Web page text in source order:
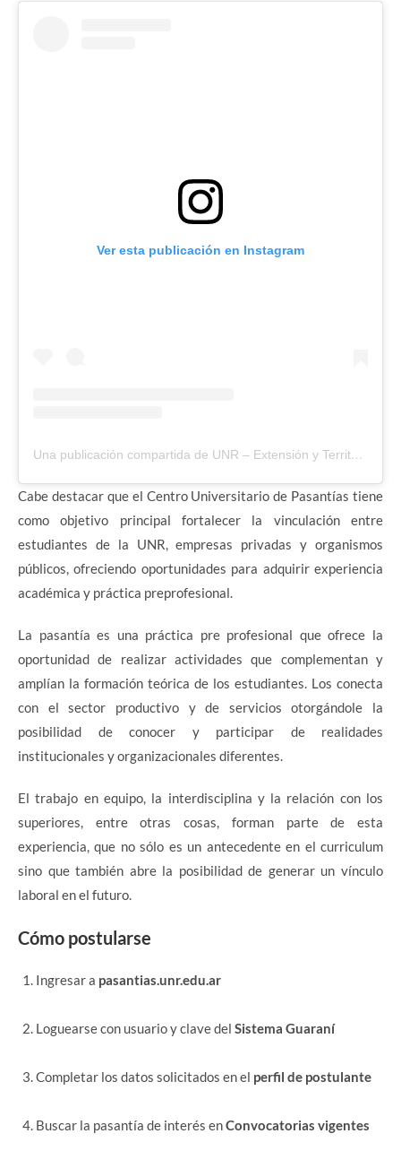
Ver esta publicación en Instagram
Una publicación compartida de UNR – Extensión y Territorio (@extensionunroficial)
Cabe destacar que el Centro Universitario de Pasantías tiene
como objetivo principal fortalecer la vinculación entre
estudiantes de la UNR, empresas privadas y organismos
públicos, ofreciendo oportunidades para adquirir experiencia
académica y práctica preprofesional.
La pasantía es una práctica pre profesional que ofrece la
oportunidad de realizar actividades que complementan y
amplían la formación teórica de los estudiantes. Los conecta
con el sector productivo y de servicios otorgándole la
posibilidad de conocer y participar de realidades
institucionales y organizacionales diferentes.
El trabajo en equipo, la interdisciplina y la relación con los
superiores, entre otras cosas, forman parte de esta
experiencia, que no sólo es un antecedente en el curriculum
sino que también abre la posibilidad de generar un vínculo
laboral en el futuro.
Cómo postularse
Ingresar a pasantias.unr.edu.ar
Loguearse con usuario y clave del Sistema Guaraní
Completar los datos solicitados en el perfil de postulante
Buscar la pasantía de interés enConvocatorias vigentes